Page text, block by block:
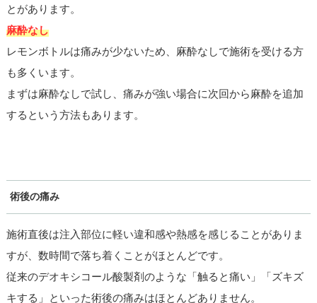
とがあります。
麻酔なし
レモンボトルは痛みが少ないため、麻酔なしで施術を受ける方
も多くいます。
まずは麻酔なしで試し、痛みが強い場合に次回から麻酔を追加
するという方法もあります。
術後の痛み
施術直後は注入部位に軽い違和感や熱感を感じることがありま
すが、数時間で落ち着くことがほとんどです。
従来のデオキシコール酸製剤のような「触ると痛い」「ズキズ
キする」といった術後の痛みはほとんどありません。